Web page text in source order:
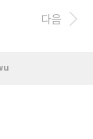
쉽게 생각하면 다
드를 구분하기 위
다음